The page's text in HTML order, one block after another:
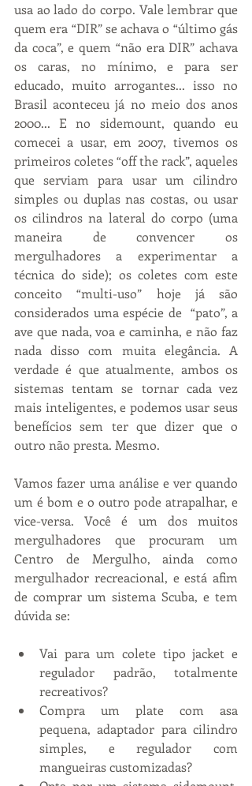
usa ao lado do corpo. Vale lembrar que
quem era “DIR” se achava o “último gás
da coca”, e quem “não era DIR” achava
os caras, no mínimo, e para ser
educado, muito arrogantes... isso no
Brasil aconteceu já no meio dos anos
2000... E no sidemount, quando eu
comecei a usar, em 2007, tivemos os
primeiros coletes “off the rack”, aqueles
que serviam para usar um cilindro
simples ou duplas nas costas, ou usar
os cilindros na lateral do corpo (uma
maneira de convencer os
mergulhadores a experimentar a
técnica do side); os coletes com este
conceito “multi-uso” hoje já são
considerados uma espécie de  “pato”, a
ave que nada, voa e caminha, e não faz
nada disso com muita elegância. A
verdade é que atualmente, ambos os
sistemas tentam se tornar cada vez
mais inteligentes, e podemos usar seus
benefícios sem ter que dizer que o
outro não presta. Mesmo.
Vamos fazer uma análise e ver quando
um é bom e o outro pode atrapalhar, e
vice-versa. Você é um dos muitos
mergulhadores que procuram um
Centro de Mergulho, ainda como
mergulhador recreacional, e está afim
de comprar um sistema Scuba, e tem
dúvida se:
Vai para um colete tipo jacket e
regulador padrão, totalmente
recreativos?
Compra um plate com asa
pequena, adaptador para cilindro
simples, e regulador com
mangueiras customizadas?